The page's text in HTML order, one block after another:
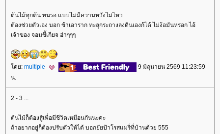
ต้นไม้ทุกต้น ทนรอ แบบไม่มีความหวังไม่ไหว
ต้องช่วยตัวเอง บอก ข้าเอาราก ทะลุกระถางลงดินเองก้ได้ ไม่ง้อมันหรอก ไอ้
เจ้าของ จอมขี้เกียจ ฮ่าๆๆๆ
ดย: multiple
9 มิถุนายน 2569 11:23:59
น.
2 - 3 ...
ต้นไม้ก็ต้องสู้เพื่อมีชีวิตเหมือนกันนะคะ
ถ้าอยากอยู่ก็ต้องปรับตัวให้ได้ บอกยัยป้าโรสแมรี่ที่บ้านด้วย 555